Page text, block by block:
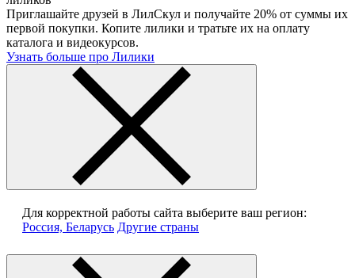
Приглашайте друзей в ЛилСкул и получайте 20% от суммы их
первой покупки. Копите лилики и тратьте их на оплату
каталога и видеокурсов.
Узнать больше про Лилики
Для корректной работы сайта выберите ваш регион:
Россия, Беларусь Другие страны